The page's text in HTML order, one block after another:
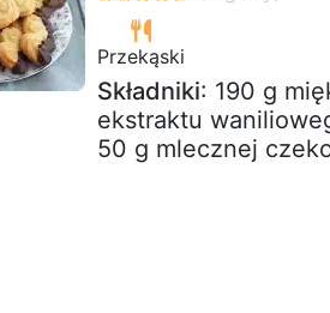
Przekąski
Składniki: 190 g
ekstraktu
50 g mlecznej